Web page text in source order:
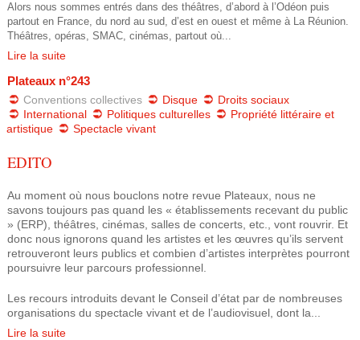
t
i
o
n
s
_
s
f
a
c
p
d
f
Alors nous sommes entrés dans des théâtres, d’abord à l’Odéon puis
partout en France, du nord au sud, d’est en ouest et même à La Réunion.
Théâtres, opéras, SMAC, cinémas, partout où...
Lire la suite
Plateaux n°243
Conventions collectives Disque
Droits sociaux
International
Politiques culturelles
Propriété littéraire et
artistique
Spectacle vivant
EDITO
Au moment où nous bouclons notre revue Plateaux, nous ne
savons toujours pas quand les « établissements recevant du public
» (ERP), théâtres, cinémas, salles de concerts, etc., vont rouvrir. Et
donc nous ignorons quand les artistes et les œuvres qu’ils servent
retrouveront leurs publics et combien d’artistes interprètes pourront
poursuivre leur parcours professionnel.
Les recours introduits devant le Conseil d’état par de nombreuses
organisations du spectacle vivant et de l’audiovisuel, dont la...
Lire la suite